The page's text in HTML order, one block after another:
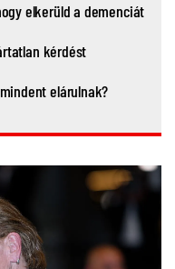
elkerüld a demenciát
kérdést
elárulnak?